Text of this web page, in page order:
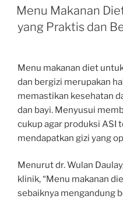
ON
Menu Makanan
yang Praktis dan
Menu makanan diet
dan bergizi merupakan
memastikan kesehatan
dan bayi. Menyusui
cukup agar produksi ASI
mendapatkan gizi yang
Menurut dr. Wulan
klinik, “Menu makanan
sebaiknya mengandung